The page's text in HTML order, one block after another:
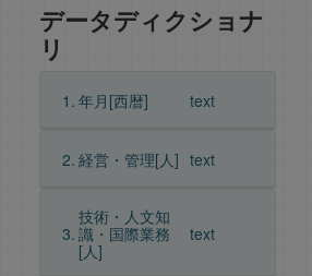
データディクショナ
リ
1. 年月[西暦] text
2. 経営・管理[人] text
3.
技術・人文知
識・国際業務
[人]
text